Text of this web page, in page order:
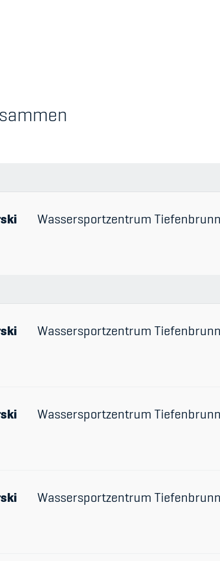
Blog
Kinderbetreuung
Krankenversicherung
Wassersportzentrum
Wassersportzentrum
Wassersportzentrum
Wassersportzentrum